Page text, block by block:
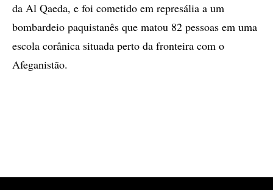
da Al Qaeda, e foi cometido em represália a um
bombardeio paquistanês que matou 82 pessoas em uma
escola corânica situada perto da fronteira com o
Afeganistão.